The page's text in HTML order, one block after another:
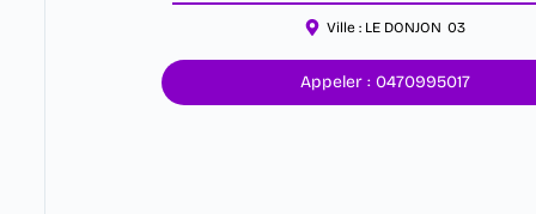
Ville : LE DONJON 03
Appeler : 0470995017